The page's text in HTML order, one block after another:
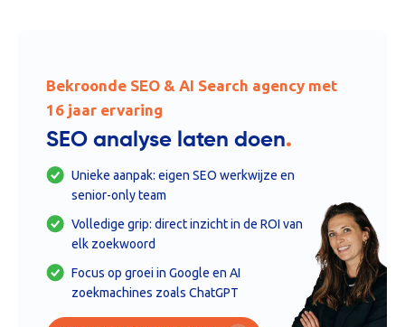
Bekroonde SEO & AI Search agency met
16 jaar ervaring
SEO analyse laten doen.
Unieke aanpak: eigen SEO werkwijze en
senior-only team
Volledige grip: direct inzicht in de ROI van
elk zoekwoord
Focus op groei in Google en AI
zoekmachines zoals ChatGPT